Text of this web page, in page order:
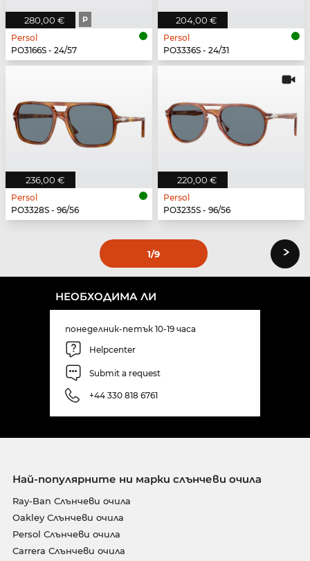
280,00 € P
Persol
PO3166S - 24/57
204,00 €
Persol
PO3336S - 24/31
236,00 €
Persol
PO3328S - 96/56
220,00 €
Persol
PO3235S - 96/56
1/9 ›
НЕОБХОДИМА ЛИ
понеделник-петък 10-19 часа
Helpcenter
Submit a request
+44 330 818 6761
Най-популярните ни марки слънчеви очила
Ray-Ban Слънчеви очила
Oakley Слънчеви очила
Persol Слънчеви очила
Carrera Слънчеви очила